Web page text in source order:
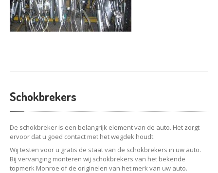
Schokbrekers
De schokbreker is een belangrijk element van de auto. Het zorgt
ervoor dat u goed contact met het wegdek houdt.
Wij testen voor u gratis de staat van de schokbrekers in uw auto.
Bij vervanging monteren wij schokbrekers van het bekende
topmerk Monroe of de originelen van het merk van uw auto.